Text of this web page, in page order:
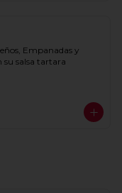
Empanadas y
su salsa tartara